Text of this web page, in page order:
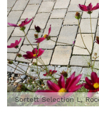
Sortett Selection L,